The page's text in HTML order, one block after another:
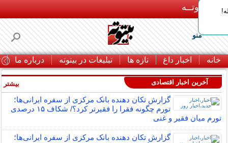
بـیتوتــه
منو
خانه اخبار داغ تازه ها تبلیغات در بیتوته درباره ما
آخرین اخبار اقتصادی
گزارش تکان‌ دهنده بانک مرکزی از سفره ایرانی‌ها؛
تورم چگونه فقرا را فقیرتر کرد؟/ شکاف ۱۵ درصدی
تورم میان فقیر و غنی
گزارش تکان‌ دهنده بانک مرکزی از سفره ایرانی‌ها؛
بیشتر